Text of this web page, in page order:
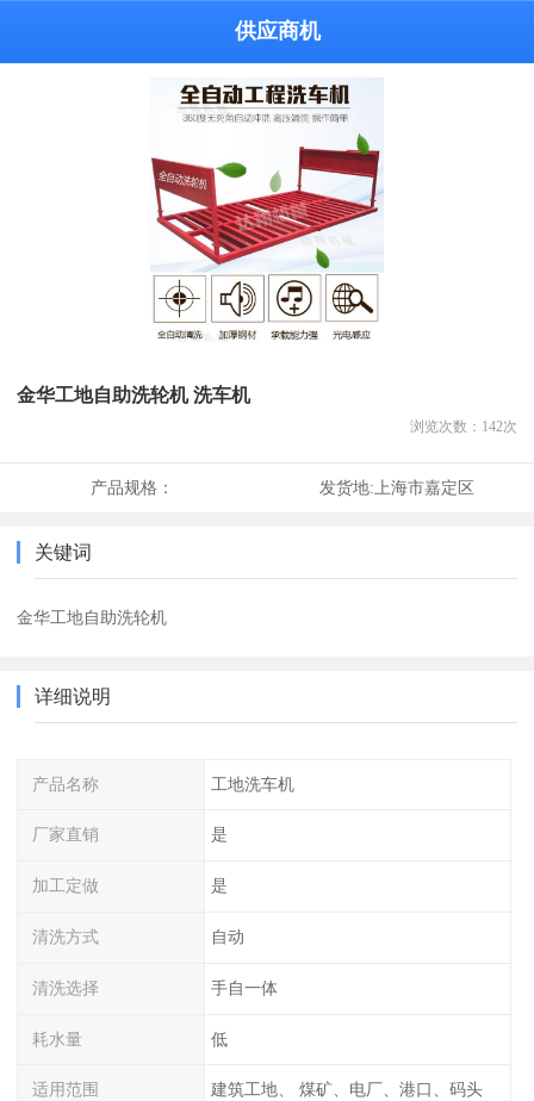
供应商机
金华工地自助洗轮机 洗车机
浏览次数： 142次
产品规格： 发货地:上海市嘉定区
关键词
金华工地自助洗轮机
详细说明
产品名称 工地洗车机
厂家直销 是
加工定做 是
清洗方式 自动
清洗选择 手自一体
耗水量 低
适用范围 建筑工地、 煤矿、电厂、港口、码头